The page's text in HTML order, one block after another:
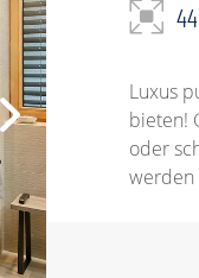
Luxus
bieten!
oder
werden